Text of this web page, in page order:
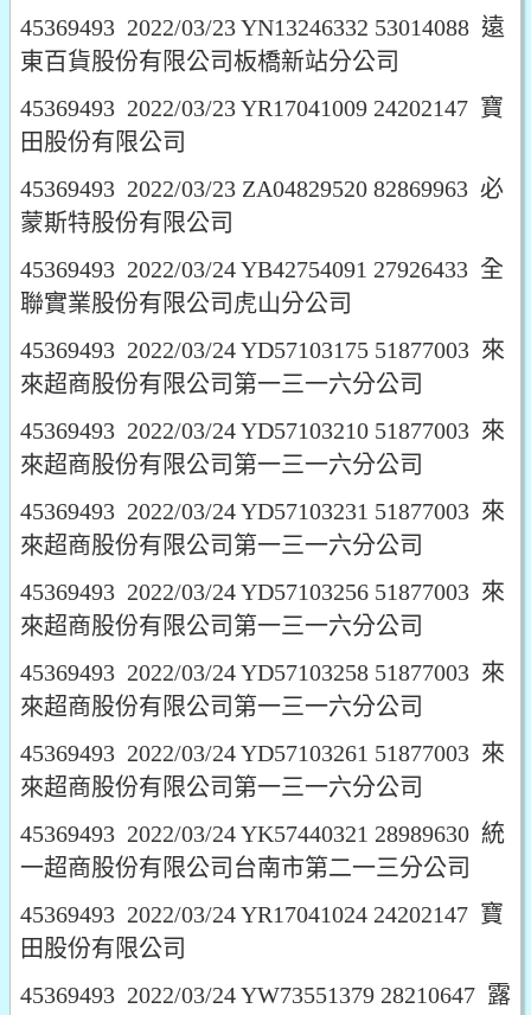
45369493 2022/03/23 YN13246332 53014088 遠
東百貨股份有限公司板橋新站分公司
45369493 2022/03/23 YR17041009 24202147 寶
田股份有限公司
45369493 2022/03/23 ZA04829520 82869963 必
蒙斯特股份有限公司
45369493 2022/03/24 YB42754091 27926433 全
聯實業股份有限公司虎山分公司
45369493 2022/03/24 YD57103175 51877003 來
來超商股份有限公司第一三一六分公司
45369493 2022/03/24 YD57103210 51877003 來
來超商股份有限公司第一三一六分公司
45369493 2022/03/24 YD57103231 51877003 來
來超商股份有限公司第一三一六分公司
45369493 2022/03/24 YD57103256 51877003 來
來超商股份有限公司第一三一六分公司
45369493 2022/03/24 YD57103258 51877003 來
來超商股份有限公司第一三一六分公司
45369493 2022/03/24 YD57103261 51877003 來
來超商股份有限公司第一三一六分公司
45369493 2022/03/24 YK57440321 28989630 統
一超商股份有限公司台南市第二一三分公司
45369493 2022/03/24 YR17041024 24202147 寶
田股份有限公司
45369493 2022/03/24 YW73551379 28210647 露